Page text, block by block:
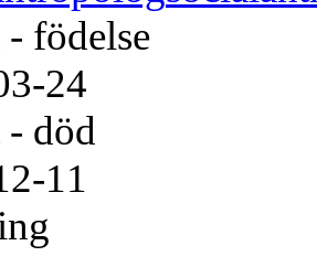
födelse
24
död
11